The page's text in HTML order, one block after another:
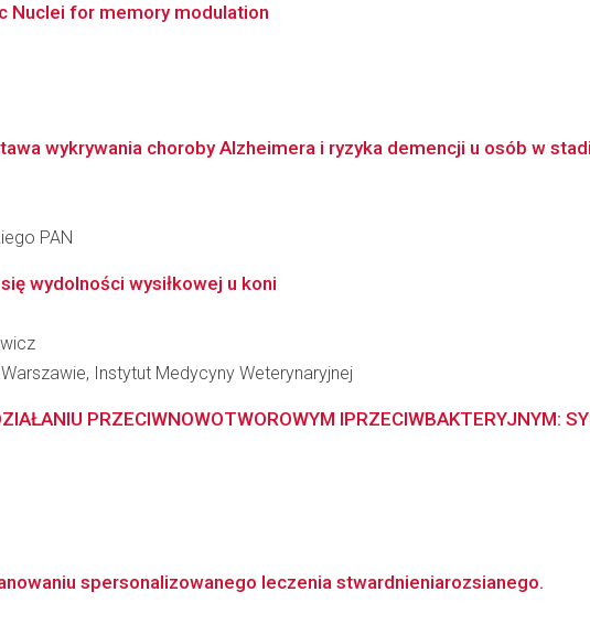
Nuclei for memory modulation
wykrywania choroby Alzheimera i ryzyka demencji u osób w
PAN
wydolności wysiłkowej u koni
Instytut Medycyny Weterynaryjnej
PRZECIWNOWOTWOROWYM IPRZECIWBAKTERYJNYM:
spersonalizowanego leczenia stwardnieniarozsianego.